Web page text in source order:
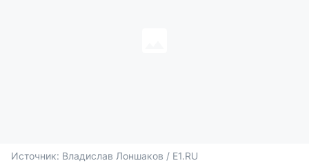
Источник: Владислав Лоншаков / E1.RU